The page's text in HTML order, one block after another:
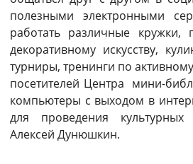
полезными электронными
работать различные кружки,
декоративному искусству,
турниры, тренинги по
посетителей Центра мини-
компьютеры с выходом в
для проведения
Алексей Дунюшкин.